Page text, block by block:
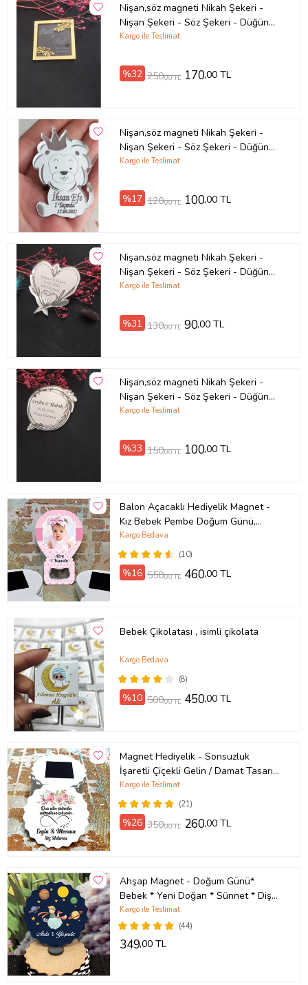
Nişan,söz magneti Nikah Şekeri -
Nişan Şekeri - Söz Şekeri - Düğün
Magnet - Nişan Magnet - Söz
Doğum Magnet - Yaş Magnet 7cm
Kargo ile Teslimat
%32 250,00 TL 170,00 TL
Nişan,söz magneti Nikah Şekeri -
Nişan Şekeri - Söz Şekeri - Düğün
Magnet - Nişan Magnet - Söz
Doğum Magnet - Yaş Magnet 7cm
Kargo ile Teslimat
%17 120,00 TL 100,00 TL
Nişan,söz magneti Nikah Şekeri -
Nişan Şekeri - Söz Şekeri - Düğün
Magnet - Nişan Magnet - Söz
Doğum Magnet - Yaş Magnet 7cm
Kargo ile Teslimat
%31 130,00 TL 90,00 TL
Nişan,söz magneti Nikah Şekeri -
Nişan Şekeri - Söz Şekeri - Düğün
Magnet - Nişan Magnet - Söz
Doğum Magnet - Yaş Magnet 7cm
Kargo ile Teslimat
%33 150,00 TL 100,00 TL
Balon Açacaklı Hediyelik Magnet -
Kız Bebek Pembe Doğum Günü,
Resimli Magnet
(10)
Kargo Bedava
%16 550,00 TL 460,00 TL
Bebek Çikolatası , isimli çikolata
(8)
Kargo Bedava
%10 500,00 TL 450,00 TL
Magnet Hediyelik - Sonsuzluk
İşaretli Çiçekli Gelin / Damat Tasarım
Söz, Nişan, Düğün, Kına Hatırası
Magnet
(21)
Kargo ile Teslimat
%26 350,00 TL 260,00 TL
Ahşap Magnet - Doğum Günü*
Bebek * Yeni Doğan * Sünnet * Diş
Buğdayı (KÜÇÜK PRENS LACİVERT)
(44)
Kargo ile Teslimat
349,00 TL